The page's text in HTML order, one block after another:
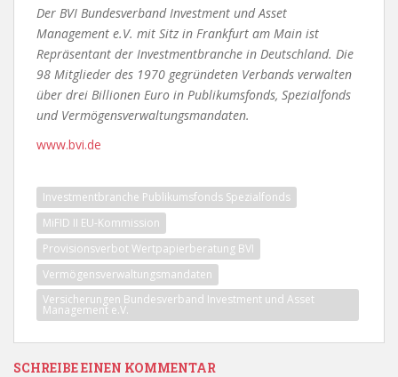
Der BVI Bundesverband Investment und Asset
Management e.V. mit Sitz in Frankfurt am Main ist
Repräsentant der Investmentbranche in Deutschland. Die
98 Mitglieder des 1970 gegründeten Verbands verwalten
über drei Billionen Euro in Publikumsfonds, Spezialfonds
und Vermögensverwaltungsmandaten.
www.bvi.de
Investmentbranche Publikumsfonds Spezialfonds
MiFID II EU-Kommission
Provisionsverbot Wertpapierberatung BVI
Vermögensverwaltungsmandaten
Versicherungen Bundesverband Investment und Asset
Management e.V.
SCHREIBE EINEN KOMMENTAR